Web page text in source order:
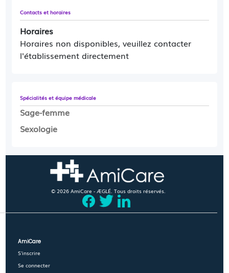
En cas d'urgence, contactez le 15 (Samu)
Contacts et horaires
Horaires
Horaires non disponibles, veuillez contacter
l'établissement directement
Spécialités et équipe médicale
Sage-femme
Sexologie
© 2026 AmiCare - ÆGLÉ. Tous droits réservés.
AmiCare
S'inscrire
Se connecter